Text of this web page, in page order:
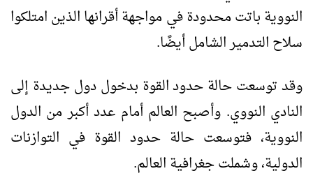
النووية باتت محدودة في مواجهة أقرانها الذين امتلكوا
سلاح التدمير الشامل أيضًا.
وقد توسعت حالة حدود القوة بدخول دول جديدة إلى
النادي النووي. وأصبح العالم أمام عدد أكبر من الدول
النووية، فتوسعت حالة حدود القوة في التوازنات
الدولية، وشملت جغرافية العالم.